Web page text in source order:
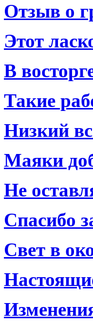
Отзыв о
Этот
В
Такие
Низкий
Маяки
Не
Спасибо
Свет в